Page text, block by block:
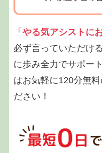
「 やる気アシストに
必ず言っていただけ
に歩み全力でサポー
はお気軽に120分無
ださい！